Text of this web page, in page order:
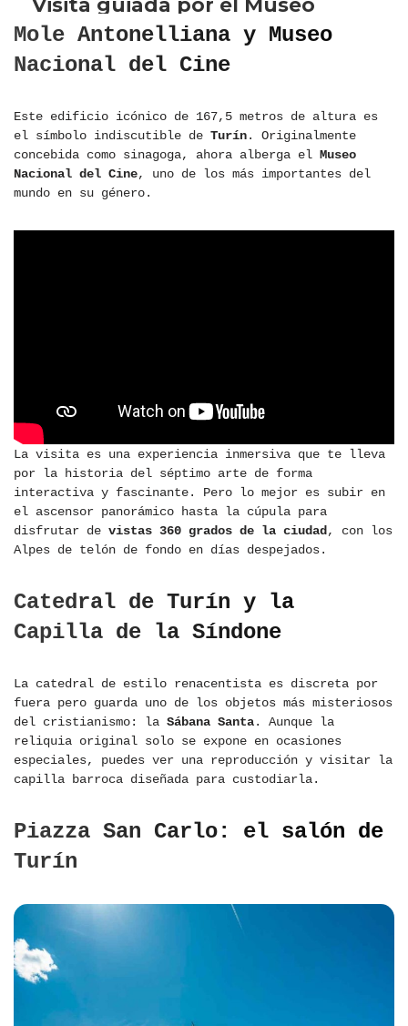
Mole Antonelliana y Museo
Nacional del Cine
Este edificio icónico de 167,5 metros de altura es
el símbolo indiscutible de Turín. Originalmente
concebida como sinagoga, ahora alberga el Museo
Nacional del Cine, uno de los más importantes del
mundo en su género.
La visita es una experiencia inmersiva que te lleva
por la historia del séptimo arte de forma
interactiva y fascinante. Pero lo mejor es subir en
el ascensor panorámico hasta la cúpula para
disfrutar de vistas 360 grados de la ciudad, con los
Alpes de telón de fondo en días despejados.
Catedral de Turín y la
Capilla de la Síndone
La catedral de estilo renacentista es discreta por
fuera pero guarda uno de los objetos más misteriosos
del cristianismo: la Sábana Santa. Aunque la
reliquia original solo se expone en ocasiones
especiales, puedes ver una reproducción y visitar la
capilla barroca diseñada para custodiarla.
Piazza San Carlo: el salón de
Turín